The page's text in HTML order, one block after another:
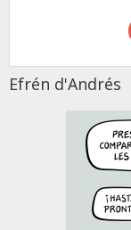
Efrén d'Andrés